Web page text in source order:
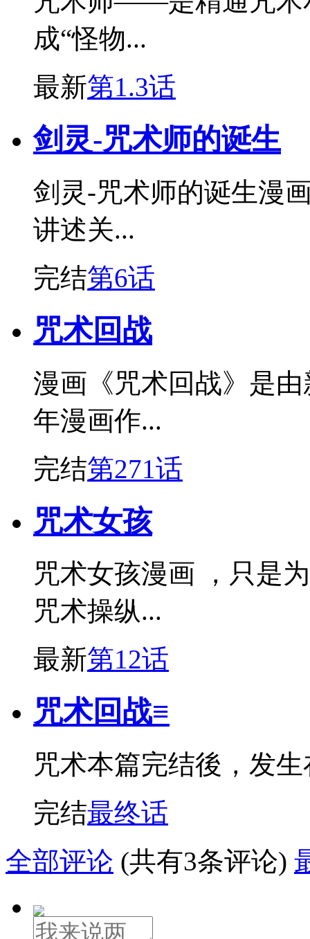
成“怪物...
最新第1.3话
剑灵-咒术师的诞生
剑灵-咒术师的诞生漫
讲述关...
完结第6话
咒术回战
漫画《咒术回战》是
年漫画作...
完结第271话
咒术女孩
咒术女孩漫画 ，只是
咒术操纵...
最新第12话
咒术回战≡
咒术本篇完结後，发
完结最终话
全部评论 (共有3条评论)